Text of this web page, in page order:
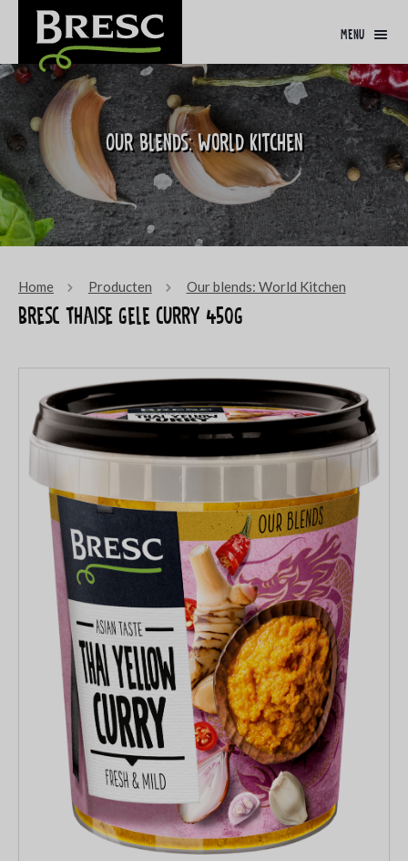
menu
Our blends: World Kitchen
Home Producten Our blends: World Kitchen
Bresc Thaise gele curry 450g